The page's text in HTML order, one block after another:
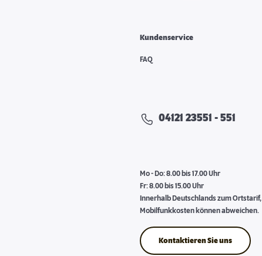
Kundenservice
FAQ
04121 23551 - 551
Mo - Do: 8.00 bis 17.00 Uhr
Fr: 8.00 bis 15.00 Uhr
Innerhalb Deutschlands zum Ortstarif,
Mobilfunkkosten können abweichen.
Kontaktieren Sie uns